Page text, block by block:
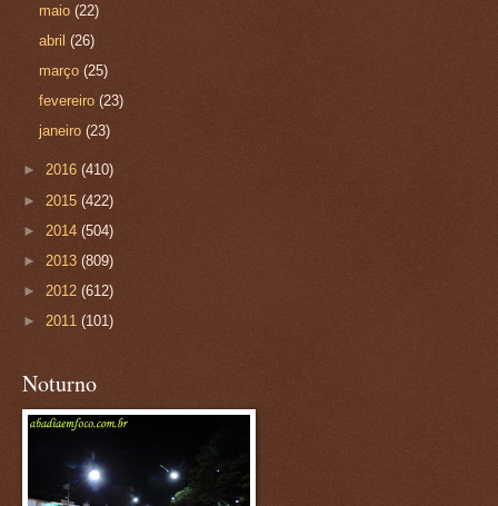
maio(22)
abril(26)
março(25)
fevereiro(23)
janeiro(23)
► 2016 (410)
► 2015 (422)
► 2014 (504)
► 2013 (809)
► 2012 (612)
► 2011 (101)
Noturno